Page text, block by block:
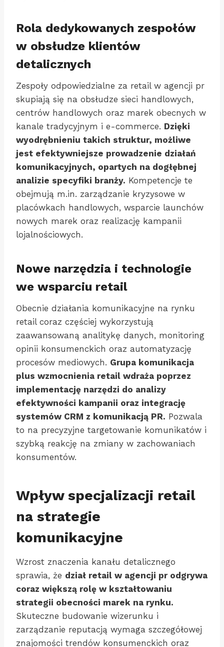
Rola dedykowanych zespołów
w obsłudze klientów
detalicznych
Zespoły odpowiedzialne za retail w agencji pr
skupiają się na obsłudze sieci handlowych,
centrów handlowych oraz marek obecnych w
kanale tradycyjnym i e-commerce. Dzięki
wyodrębnieniu takich struktur, możliwe
jest efektywniejsze prowadzenie działań
komunikacyjnych, opartych na dogłębnej
analizie specyfiki branży. Kompetencje te
obejmują m.in. zarządzanie kryzysowe w
placówkach handlowych, wsparcie launchów
nowych marek oraz realizację kampanii
lojalnościowych.
Nowe narzędzia i technologie
we wsparciu retail
Obecnie działania komunikacyjne na rynku
retail coraz częściej wykorzystują
zaawansowaną analitykę danych, monitoring
opinii konsumenckich oraz automatyzację
procesów mediowych. Grupa komunikacja
plus wzmocnienia retail wdraża poprzez
implementację narzędzi do analizy
efektywności kampanii oraz integrację
systemów CRM z komunikacją PR. Pozwala
to na precyzyjne targetowanie komunikatów i
szybką reakcję na zmiany w zachowaniach
konsumentów.
Wpływ specjalizacji retail
na strategie
komunikacyjne
Wzrost znaczenia kanału detalicznego
sprawia, że dział retail w agencji pr odgrywa
coraz większą rolę w kształtowaniu
strategii obecności marek na rynku.
Skuteczne budowanie wizerunku i
zarządzanie reputacją wymaga szczegółowej
znajomości trendów konsumenckich oraz